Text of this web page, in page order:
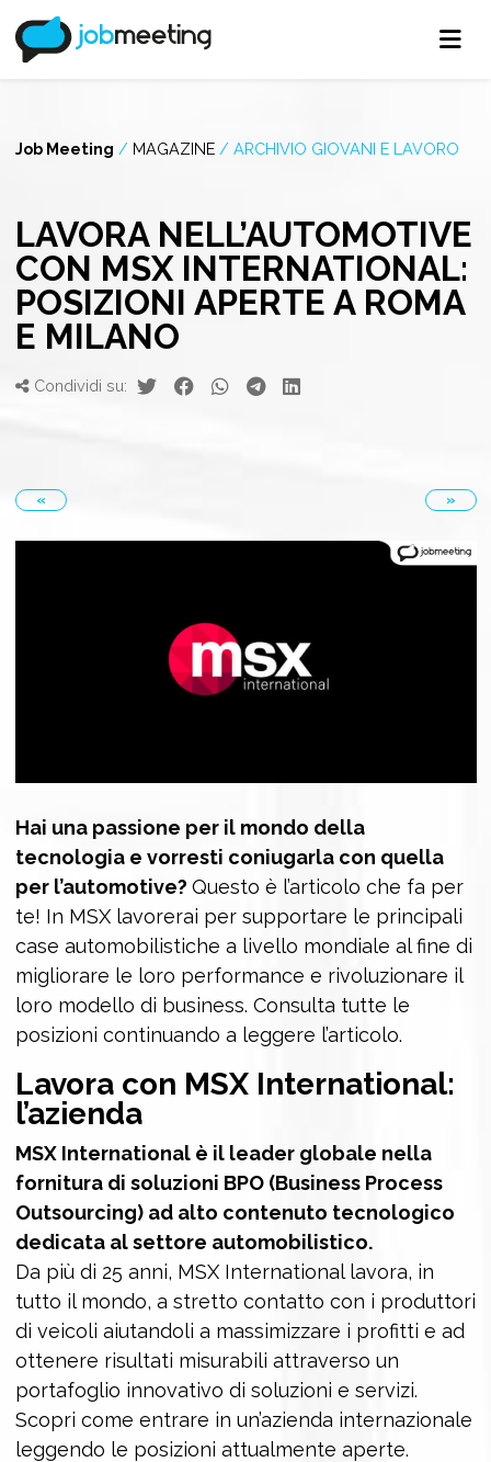
Job Meeting / MAGAZINE / ARCHIVIO GIOVANI E LAVORO
LAVORA NELL’AUTOMOTIVE
CON MSX INTERNATIONAL:
POSIZIONI APERTE A ROMA
E MILANO
Condividi su:
« »
Hai una passione per il mondo della
tecnologia e vorresti coniugarla con quella
per l’automotive? Questo è l’articolo che fa per
te! In MSX lavorerai per supportare le principali
case automobilistiche a livello mondiale al fine di
migliorare le loro performance e rivoluzionare il
loro modello di business. Consulta tutte le
posizioni continuando a leggere l’articolo.
Lavora con MSX International:
l’azienda
MSX International è il leader globale nella
fornitura di soluzioni BPO (Business Process
Outsourcing) ad alto contenuto tecnologico
dedicata al settore automobilistico.
Da più di 25 anni, MSX International lavora, in
tutto il mondo, a stretto contatto con i produttori
di veicoli aiutandoli a massimizzare i profitti e ad
ottenere risultati misurabili attraverso un
portafoglio innovativo di soluzioni e servizi.
Scopri come entrare in un’azienda internazionale
leggendo le posizioni attualmente aperte.